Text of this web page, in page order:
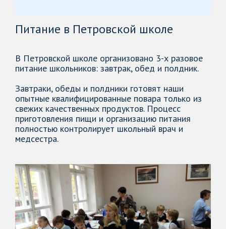
Питание в Петровской школе
В Петровской школе организовано 3-х разовое
питание школьников: завтрак, обед и полдник.
Завтраки, обеды и полдники готовят наши
опытные квалифицированные повара только из
свежих качественных продуктов. Процесс
приготовления пищи и организацию питания
полностью контролирует школьный врач и
медсестра.